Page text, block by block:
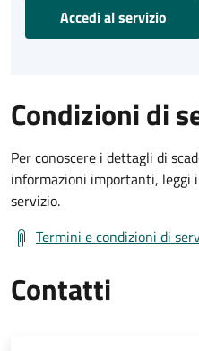
Accedi al servizio
Condizioni di
Per conoscere i dettagli di
informazioni importanti, leggi
servizio.
Termini e condizioni di
Contatti